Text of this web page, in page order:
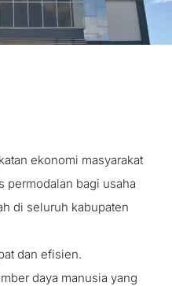
ekonomi masyarakat
permodalan bagi usaha
di seluruh kabupaten
dan efisien.
daya manusia yang